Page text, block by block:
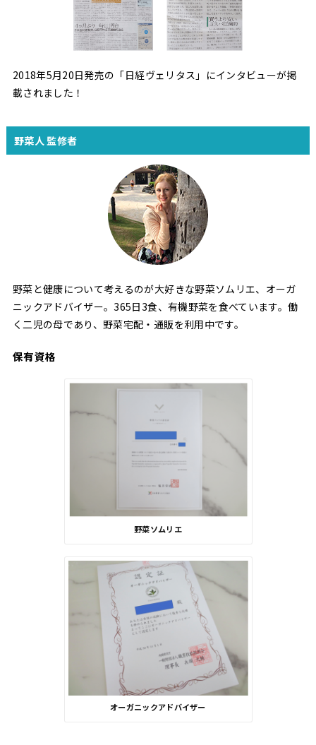
2018年5月20日発売の「日経ヴェリタス」にインタビューが掲
載されました！
野菜人 監修者
野菜と健康について考えるのが大好きな野菜ソムリエ、オーガ
ニックアドバイザー。365日3食、有機野菜を食べています。働
く二児の母であり、野菜宅配・通販を利用中です。
保有資格
野菜ソムリエ
オーガニックアドバイザー